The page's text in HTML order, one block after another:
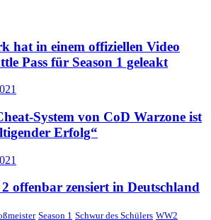
hat in einem offiziellen Video
Pass für Season 1 geleakt
System von CoD Warzone ist
Erfolg“
offenbar zensiert in Deutschland
Season 1 Schwur des Schülers WW2